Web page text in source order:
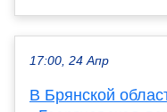
17:00, 24 Апр
В Брянской